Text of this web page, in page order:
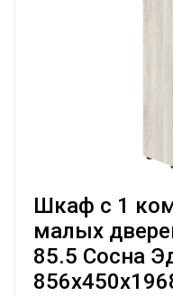
Шкаф с 1
малых
85.5 Сосна